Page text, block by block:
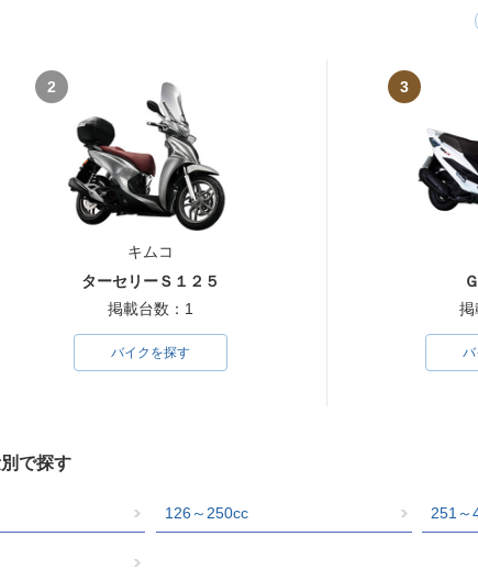
2
キムコ
ターセリーＳ１２５
掲載台数：1
バイクを探す
3
掲
で探す
126～250cc 251～